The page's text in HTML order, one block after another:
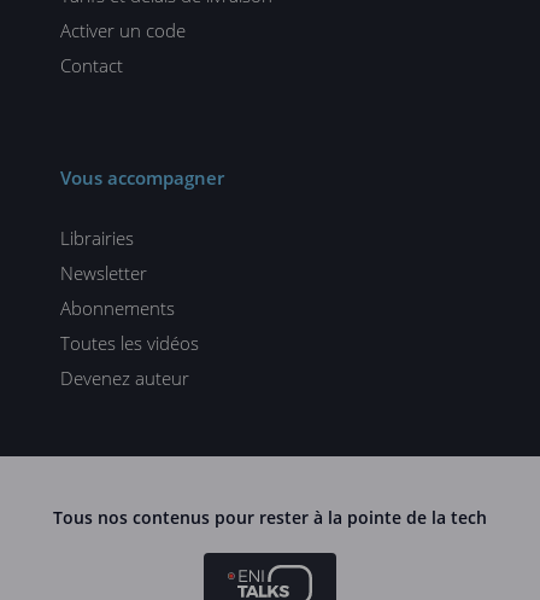
Activer un code
Contact
Vous accompagner
Librairies
Newsletter
Abonnements
Toutes les vidéos
Devenez auteur
Tous nos contenus pour rester à la pointe de la tech